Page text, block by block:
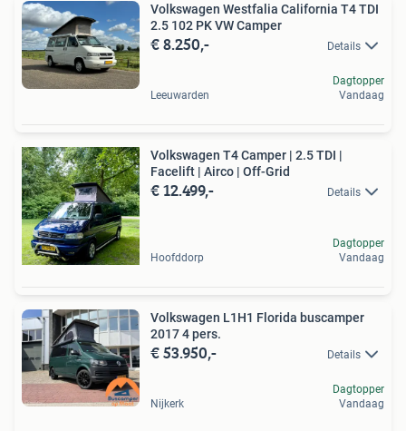
Volkswagen Westfalia California T4 TDI
2.5 102 PK VW Camper
€ 8.250,- Details
Leeuwarden
Dagtopper
Vandaag
Volkswagen T4 Camper | 2.5 TDI |
Facelift | Airco | Off-Grid
€ 12.499,- Details
Hoofddorp
Dagtopper
Vandaag
Volkswagen L1H1 Florida buscamper
2017 4 pers.
€ 53.950,- Details
Nijkerk
Dagtopper
Vandaag